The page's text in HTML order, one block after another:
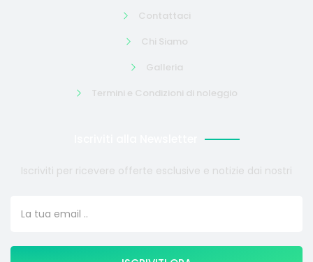
Contattaci
Chi Siamo
Galleria
Termini e Condizioni di noleggio
Iscriviti per ricevere offerte esclusive e notizie dai nostri